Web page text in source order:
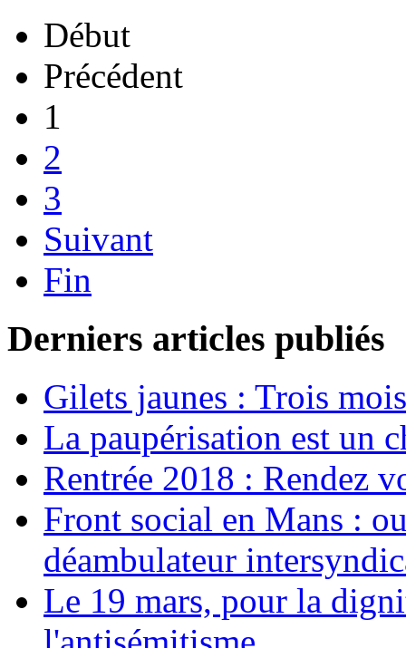
Début
Précédent
1
2
3
Suivant
Fin
Derniers articles publiés
Gilets jaunes : Trois
La paupérisation est un
Rentrée 2018 : Rendez
Front social en Mans :
déambulateur
Le 19 mars, pour la